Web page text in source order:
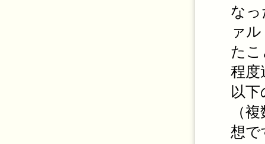
な
ァ
た
程度
以
（
想で